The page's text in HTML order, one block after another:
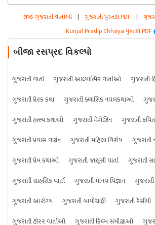
શ્રેષ્ઠ ગુજરાતી વાર્તાઓ | ગુજરાતી પુસ્તકો PDF |
Kunjal Pradip Chhaya પુસ્તકો PDF
બીજા રસપ્રદ વિકલ્પો
ગુજરાતી વાર્તા ગુજરાતી આધ્યાત્મિક વાર્તાઓ
ગુજરાતી
ગુજરાતી પ્રેરક કથા
ગુજરાતી ક્લાસિક નવલકથાઓ
ગુજરાતી હાસ્ય કથાઓ
ગુજરાતી મેગેઝિન
ગુજરાતી
ગુજરાતી પ્રવાસ વર્ણન
ગુજરાતી મહિલા વિશેષ
ગુજરાતી
ગુજરાતી પ્રેમ કથાઓ
ગુજરાતી જાસૂસી વાર્તા
ગુજરાતી
ગુજરાતી સાહસિક વાર્તા
ગુજરાતી માનવ વિજ્ઞાન
ગુજરાતી
ગુજરાતી આરોગ્ય
ગુજરાતી બાયોગ્રાફી ગુજરાતી રેસીપી
ગુજરાતી હૉરર વાર્તાઓ
ગુજરાતી ફિલ્મ સમીક્ષાઓ